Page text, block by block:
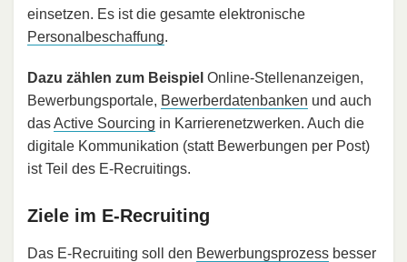
einsetzen. Es ist die gesamte elektronische
Personalbeschaffung.
Dazu zählen zum Beispiel Online-Stellenanzeigen,
Bewerbungsportale, Bewerberdatenbanken und auch
dasActive Sourcing in Karrierenetzwerken. Auch die
digitale Kommunikation (statt Bewerbungen per Post)
ist Teil des E-Recruitings.
Ziele im E-Recruiting
Das E-Recruiting soll den Bewerbungsprozess besser